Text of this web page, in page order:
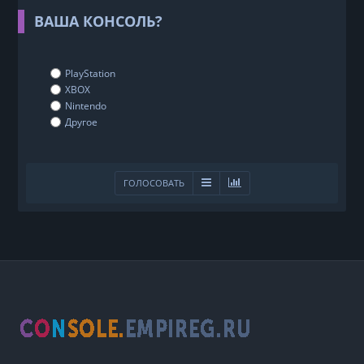
ВАША КОНСОЛЬ?
PlayStation
XBOX
Nintendo
Другое
ГОЛОСОВАТЬ